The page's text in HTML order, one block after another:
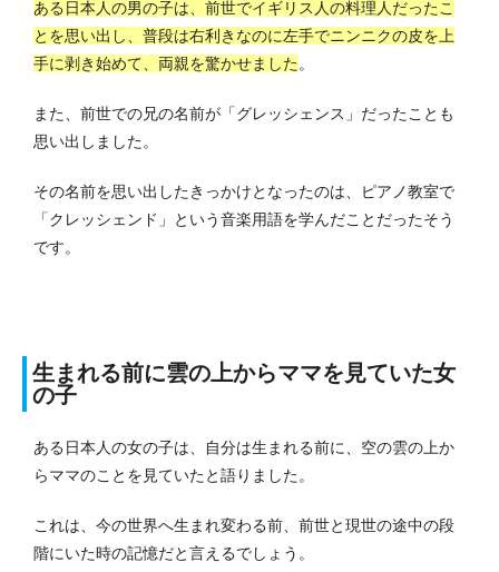
ある日本人の男の子は、前世でイギリス人の料理人だったこ
とを思い出し、普段は右利きなのに左手でニンニクの皮を上
手に剥き始めて、両親を驚かせました。
また、前世での兄の名前が「グレッシェンス」だったことも
思い出しました。
その名前を思い出したきっかけとなったのは、ピアノ教室で
「クレッシェンド」という音楽用語を学んだことだったそう
です。
生まれる前に雲の上からママを見ていた女
の子
ある日本人の女の子は、自分は生まれる前に、空の雲の上か
らママのことを見ていたと語りました。
これは、今の世界へ生まれ変わる前、前世と現世の途中の段
階にいた時の記憶だと言えるでしょう。